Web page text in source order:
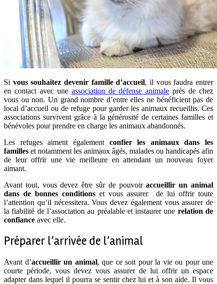
Si vous souhaitez devenir famille d’accueil, il vous faudra entrer
en contact avec une association de défense animale près de chez
vous ou non. Un grand nombre d’entre elles ne bénéficient pas de
local d’accueil ou de refuge pour garder les animaux recueillis. Ces
associations survivent grâce à la générosité de certaines familles et
bénévoles pour prendre en charge les animaux abandonnés.
Les refuges aiment également confier les animaux dans les
familles et notamment les animaux âgés, malades ou handicapés afin
de leur offrir une vie meilleure en attendant un nouveau foyer
aimant.
Avant tout, vous devez être sûr de pouvoiraccueillir un animal
dans de bonnes conditions et vous assurer de lui offrir toute
l’attention qu’il nécessitera. Vous devez également vous assurer de
la fiabilité de l’association au préalable et instaurer une relation de
confiance avec elle.
Préparer l’arrivée de l’animal
Avant d’accueillir un animal, que ce soit pour la vie ou pour une
courte période, vous devez vous assurer de lui offrir un espace
adapter dans lequel il pourra se sentir chez lui et à son aide. Il vous